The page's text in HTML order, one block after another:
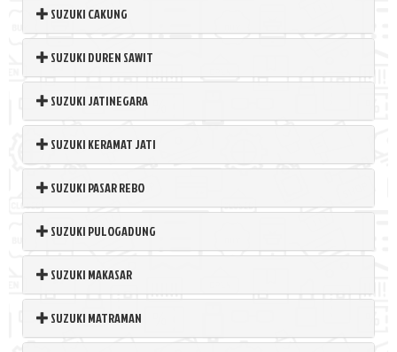
SUZUKI CAKUNG
SUZUKI DUREN SAWIT
SUZUKI JATINEGARA
SUZUKI KERAMAT JATI
SUZUKI PASAR REBO
SUZUKI PULOGADUNG
SUZUKI MAKASAR
SUZUKI MATRAMAN